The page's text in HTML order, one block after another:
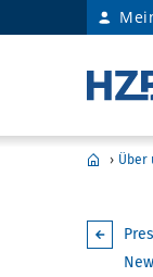
› Über